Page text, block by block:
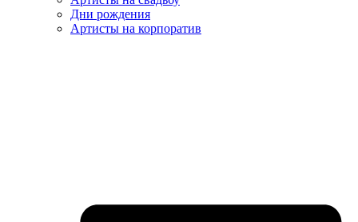
Дни рождения
Артисты на корпоратив